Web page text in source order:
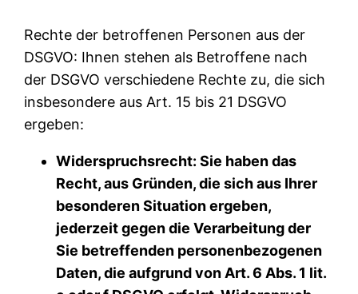
Rechte der betroffenen Personen aus der
DSGVO: Ihnen stehen als Betroffene nach
der DSGVO verschiedene Rechte zu, die sich
insbesondere aus Art. 15 bis 21 DSGVO
ergeben:
Widerspruchsrecht: Sie haben das
Recht, aus Gründen, die sich aus Ihrer
besonderen Situation ergeben,
jederzeit gegen die Verarbeitung der
Sie betreffenden personenbezogenen
Daten, die aufgrund von Art. 6 Abs. 1 lit.